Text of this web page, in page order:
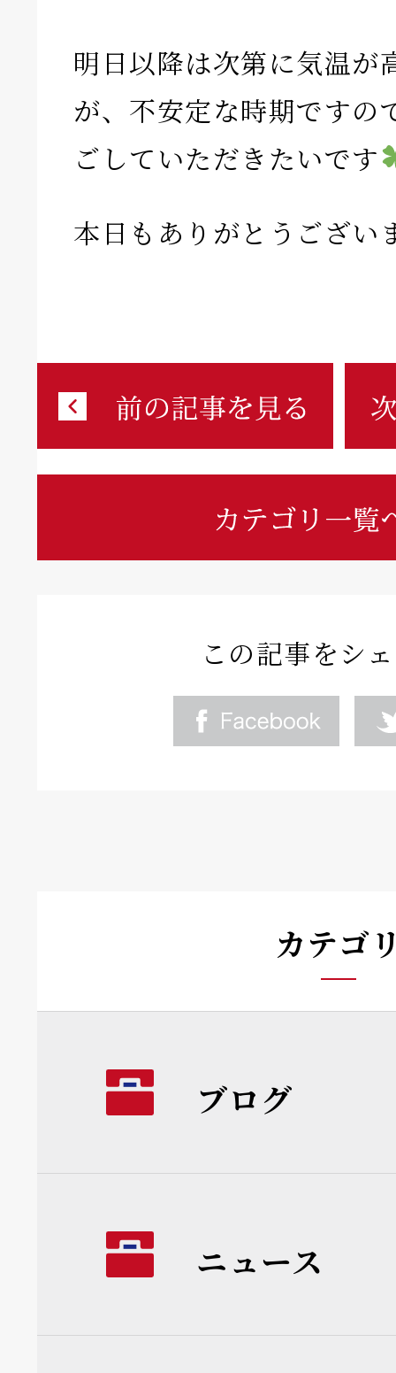
明日以降は次第に気温が
が、不安定な時期ですの
ごしていただきたいです
本日もありがとうござい
この記事をシ
カテゴ
ブログ
ニュース